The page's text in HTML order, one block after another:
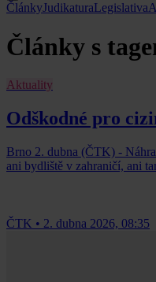
ČlánkyJudikaturaLegislativa
Články s
Aktuality
Odškodné pro
Brno 2. dubna (ČTK) -
ani bydliště v zahraničí, ani
ČTK • 2. dubna 2026, 08:35